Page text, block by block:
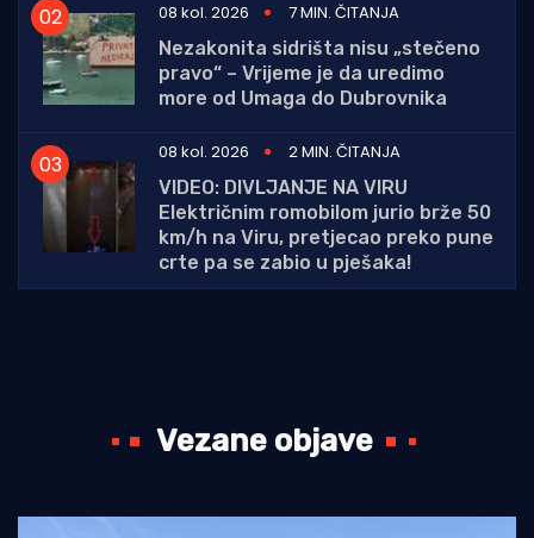
08 kol. 2026
7 MIN. ČITANJA
Nezakonita sidrišta nisu „stečeno
pravo“ – Vrijeme je da uredimo
more od Umaga do Dubrovnika
08 kol. 2026
2 MIN. ČITANJA
VIDEO: DIVLJANJE NA VIRU
Električnim romobilom jurio brže 50
km/h na Viru, pretjecao preko pune
crte pa se zabio u pješaka!
Vezane objave